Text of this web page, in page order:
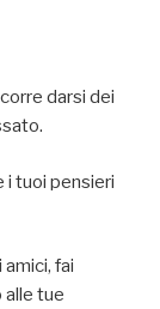
darsi dei
i tuoi pensieri
fai
alle tue